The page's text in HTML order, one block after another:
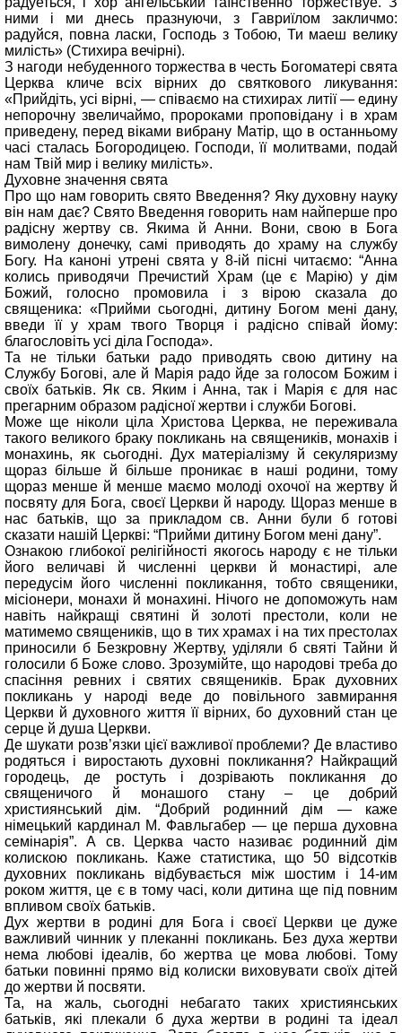
ними і ми днесь празнуючи, з Гавриїлом закличмо:
радуйся, повна ласки, Господь з Тобою, Ти маеш велику
милість» (Стихира вечірні).
З нагоди небуденного торжества в честь Богоматері свята
Церква кличе всіх вірних до святкового ликування:
«Прийдіть, усі вірні, — співаємо на стихирах литії — едину
непорочну звеличаймо, пророками проповідану і в храм
приведену, перед віками вибрану Матір, що в останньому
часі сталась Богородицею. Господи, її молитвами, подай
нам Твій мир і велику милість».
Духовне значення свята
Про що нам говорить свято Введення? Яку духовну науку
він нам дає? Свято Введення говорить нам найперше про
радісну жертву св. Якима й Анни. Вони, свою в Бога
вимолену донечку, самі приводять до храму на службу
Богу. На каноні утрені свята у 8-ій пісні читаємо: “Анна
колись приводячи Пречистий Храм (це є Марію) у дім
Божий, голосно промовила і з вірою сказала до
священика: «Прийми сьогодні, дитину Богом мені дану,
введи її у храм твого Творця і радісно співай йому:
благословіть усі діла Господа».
Та не тільки батьки радо приводять свою дитину на
Службу Богові, але й Марія радо йде за голосом Божим і
своїх батьків. Як св. Яким і Анна, так і Марія є для нас
прегарним образом радісної жертви і служби Богові.
Може ще ніколи ціла Христова Церква, не переживала
такого великого браку покликань на священиків, монахів і
монахинь, як сьогодні. Дух матеріалізму й секуляризму
щораз більше й більше проникає в наші родини, тому
щораз менше й менше маємо молоді охочої на жертву й
посвяту для Бога, своєї Церкви й народу. Щораз менше в
нас батьків, що за прикладом св. Анни були б готові
сказати нашій Церкві: “Прийми дитину Богом мені дану”.
Ознакою глибокої релігійності якогось народу є не тільки
його величаві й численні церкви й монастирі, але
передусім його численні покликання, тобто священики,
місіонери, монахи й монахині. Нічого не допоможуть нам
навіть найкращі святині й золоті престоли, коли не
матимемо священиків, що в тих храмах і на тих престолах
приносили б Безкровну Жертву, уділяли б святі Тайни й
голосили б Боже слово. Зрозумійте, що народові треба до
спасіння ревних і святих священиків. Брак духовних
покликань у народі веде до повільного завмирання
Церкви й духовного життя її вірних, бо духовний стан це
серце й душа Церкви.
Де шукати розв’язки цієї важливої проблеми? Де властиво
родяться і виростають духовні покликання? Найкращий
городець, де ростуть і дозрівають покликання до
священичого й монашого стану – це добрий
християнський дім. “Добрий родинний дім — каже
німецький кардинал М. Фавльгабер — це перша духовна
семінарія”. А св. Церква часто називає родинний дім
колискою покликань. Каже статистика, що 50 відсотків
духовних покликань відбувається між шостим і 14-им
роком життя, це є в тому часі, коли дитина ще під повним
впливом своїх батьків.
Дух жертви в родині для Бога і своєї Церкви це дуже
важливий чинник у плеканні покликань. Без духа жертви
нема любові ідеалів, бо жертва це мова любові. Тому
батьки повинні прямо від колиски виховувати своїх дітей
до жертви й посвяти.
Та, на жаль, сьогодні небагато таких християнських
батьків, які плекали б духа жертви в родині та ідеал